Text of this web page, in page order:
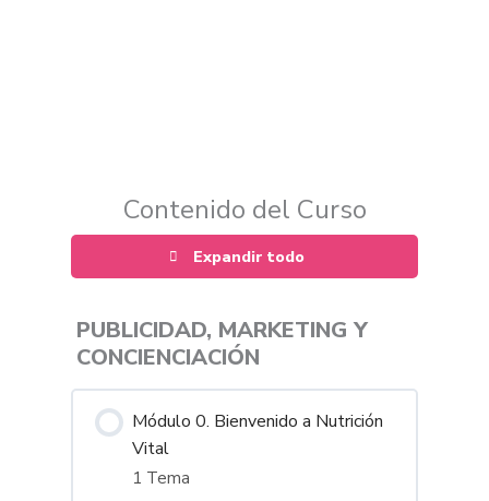
Contenido del Curso
Expandir todo
PUBLICIDAD, MARKETING Y
CONCIENCIACIÓN
Módulo 0. Bienvenido a Nutrición
Vital
1 Tema